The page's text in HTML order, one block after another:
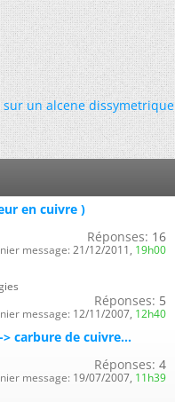
un alcene dissymetrique
en cuivre )
Réponses: 16
message: 21/12/2011, 19h00
Réponses: 5
message: 12/11/2007, 12h40
carbure de cuivre...
Réponses: 4
message: 19/07/2007, 11h39